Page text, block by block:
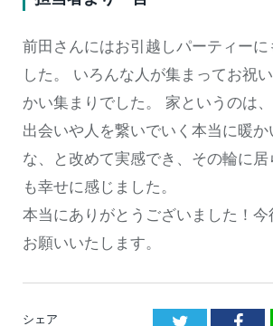
前田さんにはお引越しパーティーに
した。 いろんな人が集まってお祝
かい集まりでした。 家というのは
出会いや人を繋いでいく本当に暖
な、と改めて実感でき、その輪に居
も幸せに感じました。
本当にありがとうございました！今
お願いいたします。
シェア